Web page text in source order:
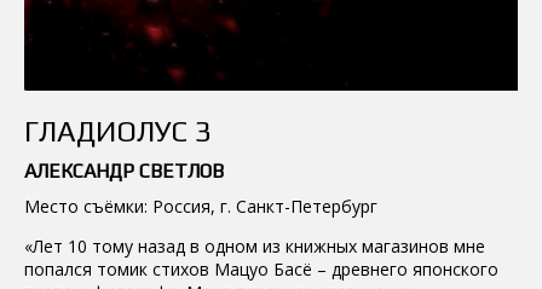
ГЛАДИОЛУС 3
АЛЕКСАНДР СВЕТЛОВ
Место съёмки: Россия, г. Санкт-Петербург
«Лет 10 тому назад в одном из книжных магазинов мне
попался томик стихов Мацуо Басё – древнего японского